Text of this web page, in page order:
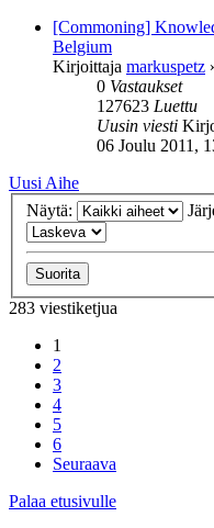
[Commoning]
Belgium
Kirjoittaja markuspetz
0 Vastaukset
127623 Luettu
Uusin viesti
06 Joulu 2011,
Uusi Aihe
Näytä:
283 viestiketjua
1
2
3
4
5
6
Seuraava
Palaa etusivulle